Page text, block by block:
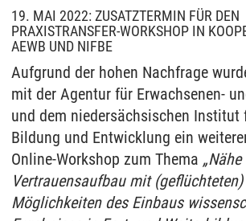
19. MAI 2022: ZUSATZTERMIN FÜR DEN
PRAXISTRANSFER-WORKSHOP IN
AEWB UND NIFBE
Aufgrund der hohen Nachfrage
mit der Agentur für Erwachsenen-
und dem niedersächsischen
Bildung und Entwicklung ein
Online-Workshop zum Thema
Vertrauensaufbau mit
Möglichkeiten des Einbaus